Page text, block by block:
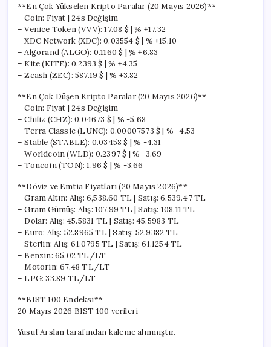
**En Çok Yükselen Kripto Paralar (20 Mayıs 2026)**
– Coin: Fiyat | 24s Değişim
– Venice Token (VVV): 17.08 $ | % +17.32
– XDC Network (XDC): 0.03554 $ | % +15.10
– Algorand (ALGO): 0.1160 $ | % +6.83
– Kite (KITE): 0.2393 $ | % +4.35
– Zcash (ZEC): 587.19 $ | % +3.82
**En Çok Düşen Kripto Paralar (20 Mayıs 2026)**
– Coin: Fiyat | 24s Değişim
– Chiliz (CHZ): 0.04673 $ | % -5.68
– Terra Classic (LUNC): 0.00007573 $ | % -4.53
– Stable (STABLE): 0.03458 $ | % -4.31
– Worldcoin (WLD): 0.2397 $ | % -3.69
– Toncoin (TON): 1.96 $ | % -3.66
**Döviz ve Emtia Fiyatları (20 Mayıs 2026)**
– Gram Altın: Alış: 6,538.60 TL | Satış: 6,539.47 TL
– Gram Gümüş: Alış: 107.99 TL | Satış: 108.11 TL
– Dolar: Alış: 45.5831 TL | Satış: 45.5983 TL
– Euro: Alış: 52.8965 TL | Satış: 52.9382 TL
– Sterlin: Alış: 61.0795 TL | Satış: 61.1254 TL
– Benzin: 65.02 TL/LT
– Motorin: 67.48 TL/LT
– LPG: 33.89 TL/LT
**BIST 100 Endeksi**
20 Mayıs 2026 BIST 100 verileri
Yusuf Arslan tarafından kaleme alınmıştır.